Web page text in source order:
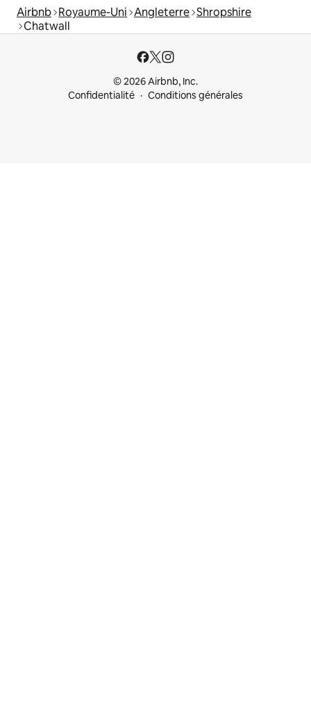
Airbnb Royaume-Uni Angleterre Shropshire
Chatwall
© 2026 Airbnb, Inc.
Confidentialité
Conditions générales